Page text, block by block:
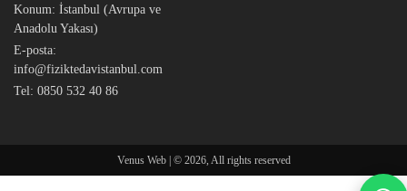
Konum: İstanbul (Avrupa ve
Anadolu Yakası)
E-posta:
info@fiziktedavistanbul.com
Tel: 0850 532 40 86
Venus Web | © 2026, All rights reserved